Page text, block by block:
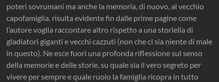
poteri sovrumani ma anche la memoria, di nuovo, al vecchio
capofamiglia. risulta evidente fin dalle prime pagine come
l’autore voglia raccontare altro rispetto a una storiella di
gladiatori giganti e vecchi cazzuti (non che ci sia niente di male
in questo). Ne esce fuori una profonda riflessione sul senso
della memorie e delle storie, su quale sia il vero segreto per
vivere per sempre e quale ruolo la famiglia ricopra in tutto